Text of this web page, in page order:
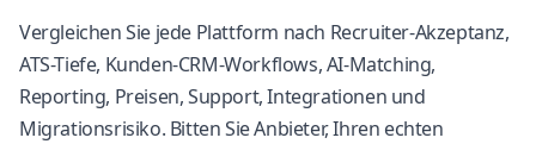
Vergleichen Sie jede Plattform nach Recruiter-Akzeptanz,
ATS-Tiefe, Kunden-CRM-Workflows, AI-Matching,
Reporting, Preisen, Support, Integrationen und
Migrationsrisiko. Bitten Sie Anbieter, Ihren echten